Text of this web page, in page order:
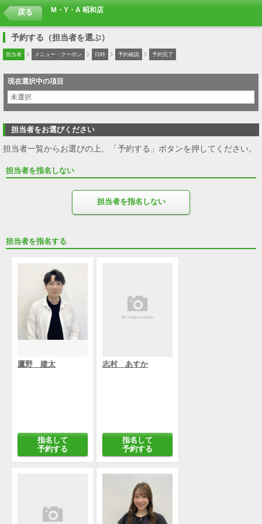
戻る M・Y・A 昭和店
予約する（担当者を選ぶ）
担当者 メニュー・クーポン 日時 予約確認 予約完了
現在選択中の項目
未選択
担当者をお選びください
担当者一覧からお選びの上、「予約する」ボタンを押してください。
担当者を指名しない
担当者を指名しない
担当者を指名する
鷹野 建太
指名して
予約する
志村 あすか
指名して
予約する